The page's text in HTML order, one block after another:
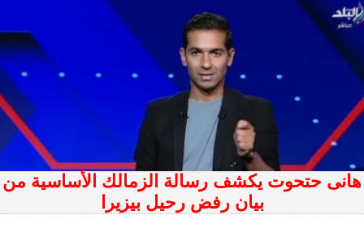
هانى حتحوت يكشف رسالة الزمالك الأساسية من
بيان رفض رحيل بيزيرا